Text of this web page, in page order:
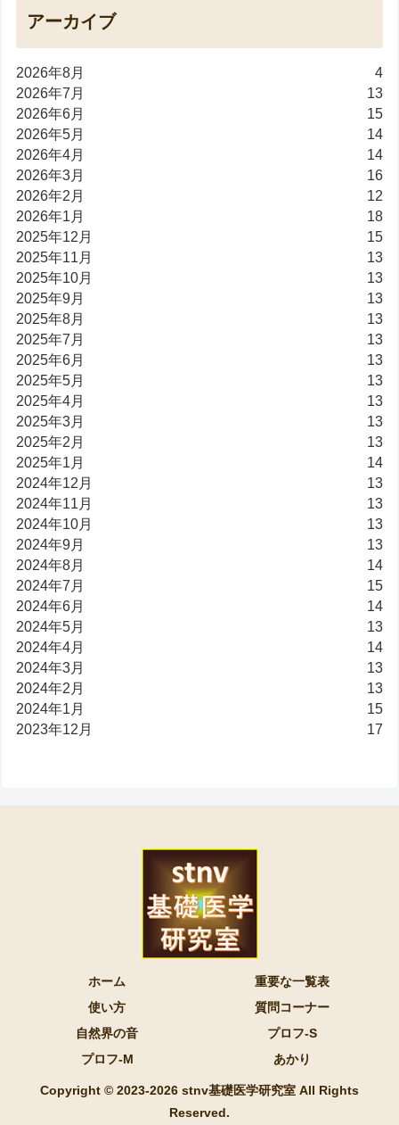
アーカイブ
2026年8月
4
2026年7月
13
2026年6月
15
2026年5月
14
2026年4月
14
2026年3月
16
2026年2月
12
2026年1月
18
2025年12月
15
2025年11月
13
2025年10月
13
2025年9月
13
2025年8月
13
2025年7月
13
2025年6月
13
2025年5月
13
2025年4月
13
2025年3月
13
2025年2月
13
2025年1月
14
2024年12月
13
2024年11月
13
2024年10月
13
2024年9月
13
2024年8月
14
2024年7月
15
2024年6月
14
2024年5月
13
2024年4月
14
2024年3月
13
2024年2月
13
2024年1月
15
2023年12月
17
ホーム
重要な一覧表
使い方
質問コーナー
自然界の音
プロフ-S
プロフ-M
あかり
Copyright © 2023-2026 stnv基礎医学研究室 All Rights
Reserved.